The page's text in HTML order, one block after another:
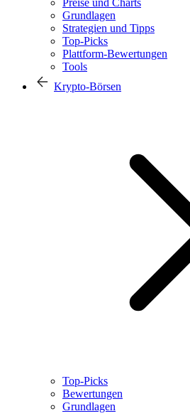
Preise und Charts
Grundlagen
Strategien und Tipps
Top-Picks
Plattform-Bewertungen
Tools
Krypto-Börsen
Top-Picks
Bewertungen
Grundlagen